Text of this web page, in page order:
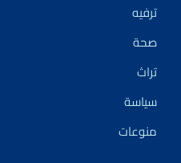
ترفيه
صحة
تراث
سياسة
منوعات